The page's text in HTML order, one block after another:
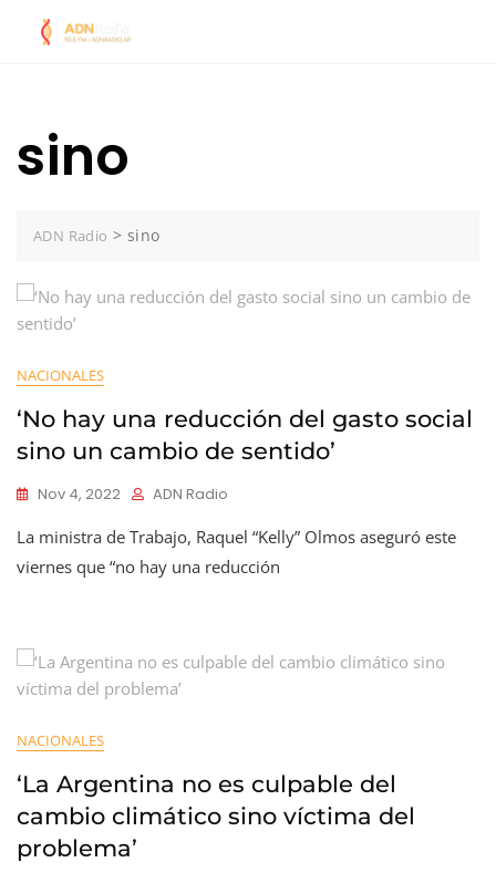
sino
ADN Radio > sino
NACIONALES
‘No hay una reducción del gasto social
sino un cambio de sentido’
Nov 4, 2022 ADN Radio
La ministra de Trabajo, Raquel “Kelly” Olmos aseguró este
viernes que “no hay una reducción
NACIONALES
‘La Argentina no es culpable del
cambio climático sino víctima del
problema’